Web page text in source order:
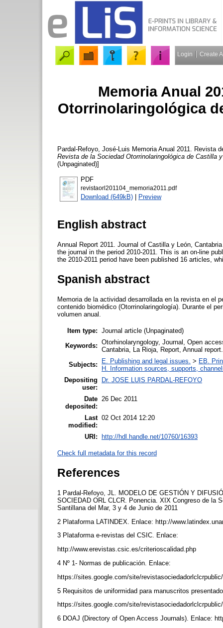
Login Create
Memoria Anual
Otorrinolaringológica
Pardal-Refoyo, José-Luis Memoria Anual 2011. Revista
Revista de la Sociedad Otorrinolaringológica de Castilla
(Unpaginated)]
PDF
revistaorl201104_memoria2011.pdf
Download (649kB) | Preview
English abstract
Annual Report 2011. Journal of Castilla y León,
the journal in the period 2010-2011. This is an on-line
the 2010-2011 period have been published 16 articles,
Spanish abstract
Memoria de la actividad desarrollada en la revista en el
contenido biomédico (Otorrinolaringología). Durante el
volumen anual.
Item type: Journal article (Unpaginated)
Keywords: Otorhinolaryngology, Journal, Open
Cantabria, La Rioja, Report, Annual report.
Subjects:
E. Publishing and legal issues. > EB.
H. Information sources, supports,
Depositing
user:
Dr. JOSE LUIS PARDAL-REFOYO
Date
deposited:
26 Dec 2011
Last
modified:
02 Oct 2014 12:20
URI: http://hdl.handle.net/10760/16393
Check full metadata for this record
References
1 Pardal-Refoyo, JL. MODELO DE GESTIÓN Y
SOCIEDAD ORL CLCR. Ponencia. XIX Congreso de la
Santillana del Mar, 3 y 4 de Junio de 2011
2 Plataforma LATINDEX. Enlace: http://
3 Plataforma e-revistas del CSIC. Enlace:
http://www.erevistas.csic.es/criterioscalidad.php
4 Nº 1- Normas de publicación. Enlace:
https://sites.google.com/site/
5 Requisitos de uniformidad para manuscritos
https://sites.google.com/site/
6 DOAJ (Directory of Open Access Journals). Enlace: